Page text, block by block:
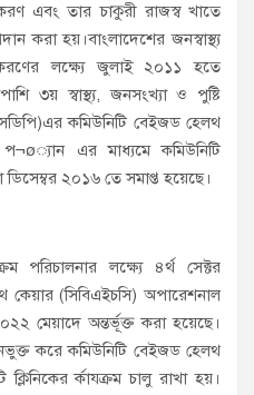
এবং তার চাকুরী রাজস্ব খাতে
করা হয়।বাংলাদেশের জনস্বাস্থ্য
লক্ষ্যে জুলাই ২০১১ হতে
৩য় স্বাস্থ্য, জনসংখ্যা ও পুষ্টি
কমিউনিটি বেইজড হেলথ
প¬ø্যান এর মাধ্যমে কমিউনিটি
ডিসেম্বর ২০১৬ তে সমাপ্ত হয়েছে।
পরিচালনার লক্ষ্যে ৪র্থ সেক্টর
কেয়ার (সিবিএইচসি) অপারেশনাল
মেয়াদে অন্তর্ভূক্ত করা হয়েছে।
করে কমিউনিটি বেইজড হেলথ
র্কাযক্রম চালু রাখা হয়।